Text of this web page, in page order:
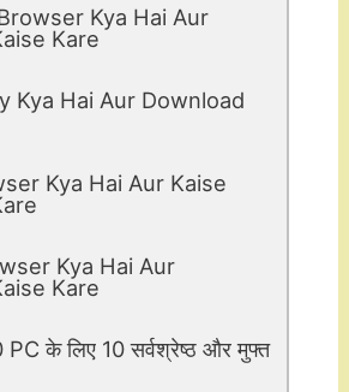
Kya Hai Aur
Kare
Kya Hai Aur Download
Kya Hai Aur Kaise
Kya Hai Aur
Kare
के लिए 10 सर्वश्रेष्ठ और मुफ्त